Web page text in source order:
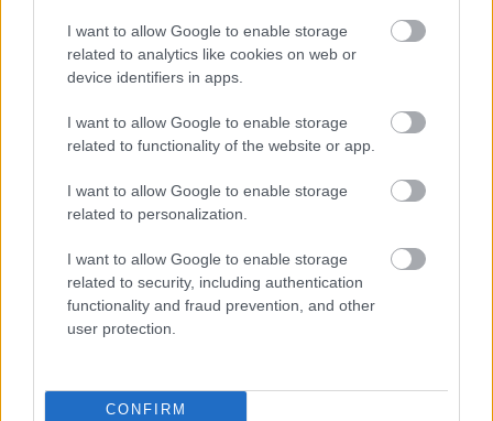
I want to allow Google to enable storage
related to analytics like cookies on web or
device identifiers in apps.
I want to allow Google to enable storage
related to functionality of the website or app.
I want to allow Google to enable storage
related to personalization.
I want to allow Google to enable storage
related to security, including authentication
functionality and fraud prevention, and other
user protection.
CONFIRM
folklórig.
Fesztivál Tánc Néptánc Kortárs Gyermek
Győri Balett
TALÁLKOZÁSA – „KIS FEKETE” DIVATBEMUTATÓ
A HAGYOMÁNYOK HÁZÁBAN